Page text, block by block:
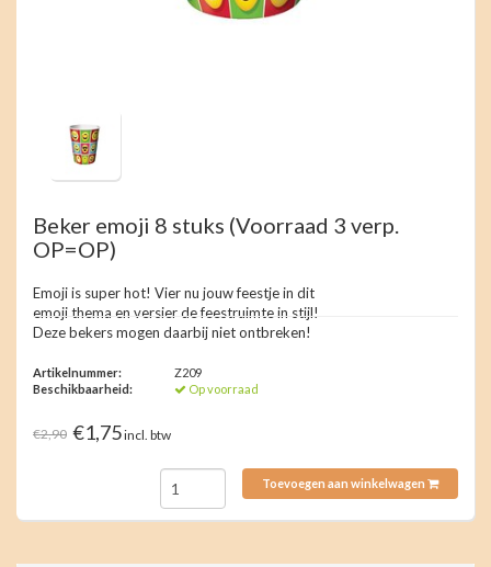
Beker emoji 8 stuks (Voorraad 3 verp.
OP=OP)
Emoji is super hot! Vier nu jouw feestje in dit
emoji thema en versier de feestruimte in stijl!
Deze bekers mogen daarbij niet ontbreken!
Artikelnummer:
Z209
Beschikbaarheid:
Op voorraad
€2,90 €1,75incl. btw
Toevoegen aan winkelwagen